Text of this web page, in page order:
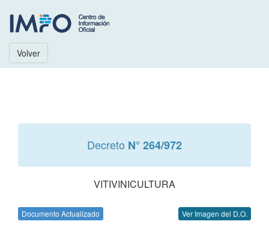
Volver
Decreto N° 264/972
VITIVINICULTURA
Documento Actualizado Ver Imagen del D.O.